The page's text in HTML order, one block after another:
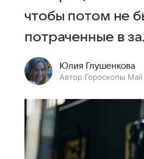
чтобы потом не
потраченные в
Юлия Глушенкова
Автор Гороскопы Mail